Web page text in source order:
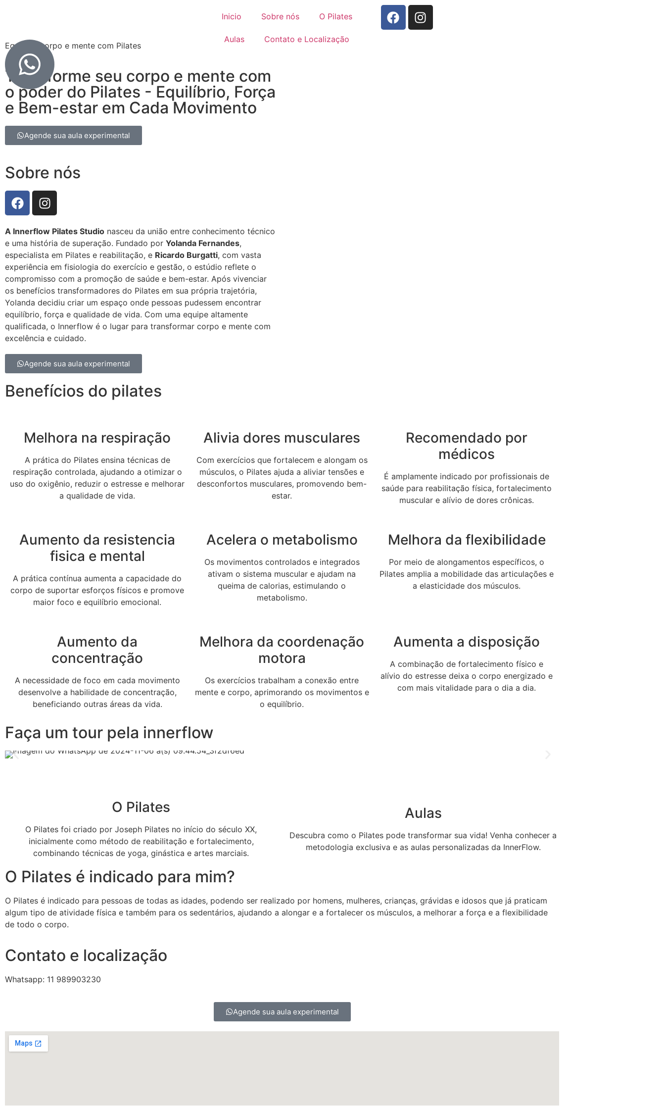
Inicio Sobre nós O Pilates
Aulas Contato e Localização
Equilibre corpo e mente com Pilates
Transforme seu corpo e mente com
o poder do Pilates - Equilíbrio, Força
e Bem-estar em Cada Movimento
Agende sua aula experimental
Sobre nós
A Innerflow Pilates Studio nasceu da união entre conhecimento técnico
e uma história de superação. Fundado por Yolanda Fernandes,
especialista em Pilates e reabilitação, e Ricardo Burgatti, com vasta
experiência em fisiologia do exercício e gestão, o estúdio reflete o
compromisso com a promoção de saúde e bem-estar. Após vivenciar
os benefícios transformadores do Pilates em sua própria trajetória,
Yolanda decidiu criar um espaço onde pessoas pudessem encontrar
equilíbrio, força e qualidade de vida. Com uma equipe altamente
qualificada, o Innerflow é o lugar para transformar corpo e mente com
excelência e cuidado.
Agende sua aula experimental
Benefícios do pilates
Melhora na respiração
A prática do Pilates ensina técnicas de
respiração controlada, ajudando a otimizar o
uso do oxigênio, reduzir o estresse e melhorar
a qualidade de vida.
Alivia dores musculares
Com exercícios que fortalecem e alongam os
músculos, o Pilates ajuda a aliviar tensões e
desconfortos musculares, promovendo bem-
estar.
Recomendado por
médicos
É amplamente indicado por profissionais de
saúde para reabilitação física, fortalecimento
muscular e alívio de dores crônicas.
Aumento da resistencia
fisica e mental
A prática contínua aumenta a capacidade do
corpo de suportar esforços físicos e promove
maior foco e equilíbrio emocional.
Acelera o metabolismo
Os movimentos controlados e integrados
ativam o sistema muscular e ajudam na
queima de calorias, estimulando o
metabolismo.
Melhora da flexibilidade
Por meio de alongamentos específicos, o
Pilates amplia a mobilidade das articulações e
a elasticidade dos músculos.
Aumento da
concentração
A necessidade de foco em cada movimento
desenvolve a habilidade de concentração,
beneficiando outras áreas da vida.
Melhora da coordenação
motora
Os exercícios trabalham a conexão entre
mente e corpo, aprimorando os movimentos e
o equilíbrio.
Aumenta a disposição
A combinação de fortalecimento físico e
alívio do estresse deixa o corpo energizado e
com mais vitalidade para o dia a dia.
Faça um tour pela innerflow
O Pilates
O Pilates foi criado por Joseph Pilates no início do século XX,
inicialmente como método de reabilitação e fortalecimento,
combinando técnicas de yoga, ginástica e artes marciais.
Aulas
Descubra como o Pilates pode transformar sua vida! Venha conhecer a
metodologia exclusiva e as aulas personalizadas da InnerFlow.
O Pilates é indicado para mim?
O Pilates é indicado para pessoas de todas as idades, podendo ser realizado por homens, mulheres, crianças, grávidas e idosos que já praticam
algum tipo de atividade física e também para os sedentários, ajudando a alongar e a fortalecer os músculos, a melhorar a força e a flexibilidade
de todo o corpo.
Contato e localização
Whatsapp: 11 989903230
Agende sua aula experimental